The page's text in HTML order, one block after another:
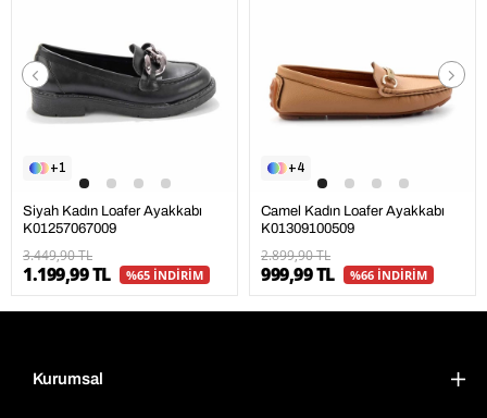
1
Siyah Kadın Loafer Ayakkabı
K01257067009
3.449,90 TL
1.199,99 TL %65 İNDİRİM
4
Camel Kadın Loafer Ayakkabı
K01309100509
2.899,90 TL
999,99 TL %66 İNDİRİM
Kurumsal